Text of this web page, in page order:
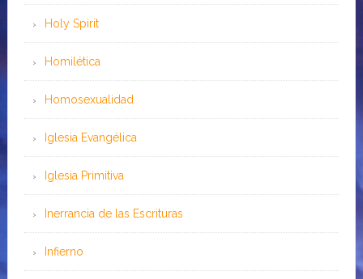
Holy Spirit
Homilética
Homosexualidad
Iglesia Evangélica
Iglesia Primitiva
Inerrancia de las Escrituras
Infierno